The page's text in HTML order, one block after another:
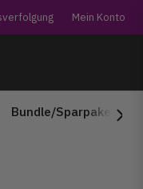
Mein Konto
Bundle/Sparpaket